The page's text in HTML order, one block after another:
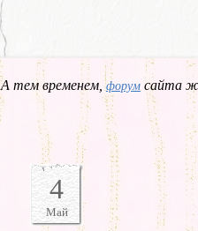
А тем временем,форум сайта
4
Май